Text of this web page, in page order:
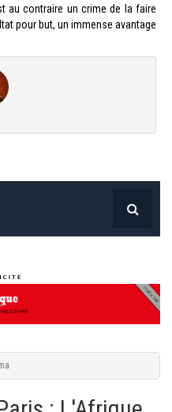
au contraire un crime de la faire
pour but, un immense avantage